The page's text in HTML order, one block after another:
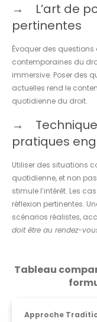
L’art de
pertinentes
Évoquer des
contemporaines du
immersive. Poser des
actuelles rend le
quotidienne du droit.
pratiques
Utiliser des situations
quotidienne, et non
stimule l’intérêt. Les
réflexion pertinentes.
scénarios réalistes,
doit être au rendez-
Tableau
Approche